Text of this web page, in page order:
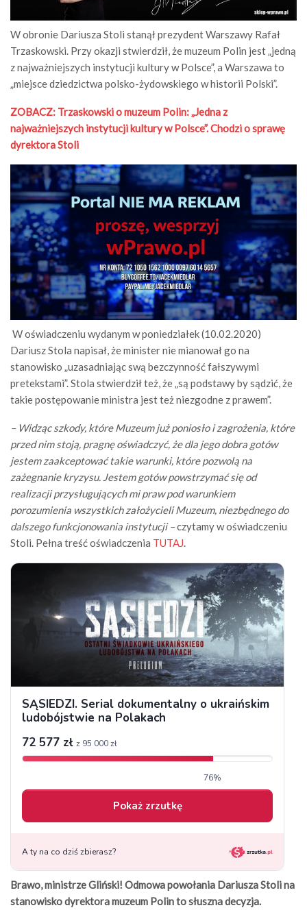
W obronie Dariusza Stoli stanął prezydent Warszawy Rafał
Trzaskowski. Przy okazji stwierdził, że muzeum Polin jest „jedną
z najważniejszych instytucji kultury w Polsce”, a Warszawa to
„miejsce dziedzictwa polsko-żydowskiego w historii Polski”.
ZOBACZ: Trzaskowski o muzeum Polin: „Jedna z
najważniejszych instytucji kultury w Polsce”. Chodzi o sprawę
dyrektora Stoli
W oświadczeniu wydanym w poniedziałek (10.02.2020)
Dariusz Stola napisał, że minister nie mianował go na
stanowisko „uzasadniając swą bezczynność fałszywymi
pretekstami”. Stola stwierdził też, że „są podstawy by sądzić, że
takie postępowanie ministra jest też niezgodne z prawem”.
– Widząc szkody, które Muzeum już poniosło i zagrożenia, które
przed nim stoją, pragnę oświadczyć, że dla jego dobra gotów
jestem zaakceptować takie warunki, które pozwolą na
zażegnanie kryzysu. Jestem gotów powstrzymać się od
realizacji przysługujących mi praw pod warunkiem
porozumienia wszystkich założycieli Muzeum, niezbędnego do
dalszego funkcjonowania instytucji –czytamy w oświadczeniu
Stoli. Pełna treść oświadczenia TUTAJ.
Brawo, ministrze Gliński! Odmowa powołania Dariusza Stoli na
stanowisko dyrektora muzeum Polin to słuszna decyzja.